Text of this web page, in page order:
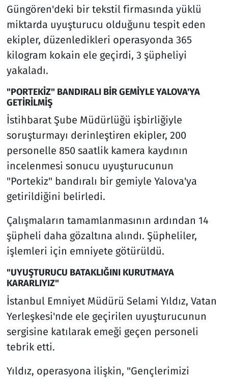
Güngören'deki bir tekstil firmasında yüklü
miktarda uyuşturucu olduğunu tespit eden
ekipler, düzenledikleri operasyonda 365
kilogram kokain ele geçirdi, 3 şüpheliyi
yakaladı.
"PORTEKİZ" BANDIRALI BİR GEMİYLE YALOVA'YA
GETİRİLMİŞ
İstihbarat Şube Müdürlüğü işbirliğiyle
soruşturmayı derinleştiren ekipler, 200
personelle 850 saatlik kamera kaydının
incelenmesi sonucu uyuşturucunun
"Portekiz" bandıralı bir gemiyle Yalova'ya
getirildiğini belirledi.
Çalışmaların tamamlanmasının ardından 14
şüpheli daha gözaltına alındı. Şüpheliler,
işlemleri için emniyete götürüldü.
"UYUŞTURUCU BATAKLIĞINI KURUTMAYA
KARARLIYIZ"
İstanbul Emniyet Müdürü Selami Yıldız, Vatan
Yerleşkesi'nde ele geçirilen uyuşturucunun
sergisine katılarak emeği geçen personeli
tebrik etti.
Yıldız, operasyona ilişkin, "Gençlerimizi
Televizyon